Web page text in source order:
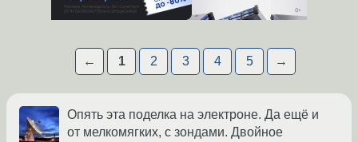
← 1 2 3 4 5 →
Опять эта поделка на электроне. Да ещё и
от мелкомягких, с зондами. Двойное